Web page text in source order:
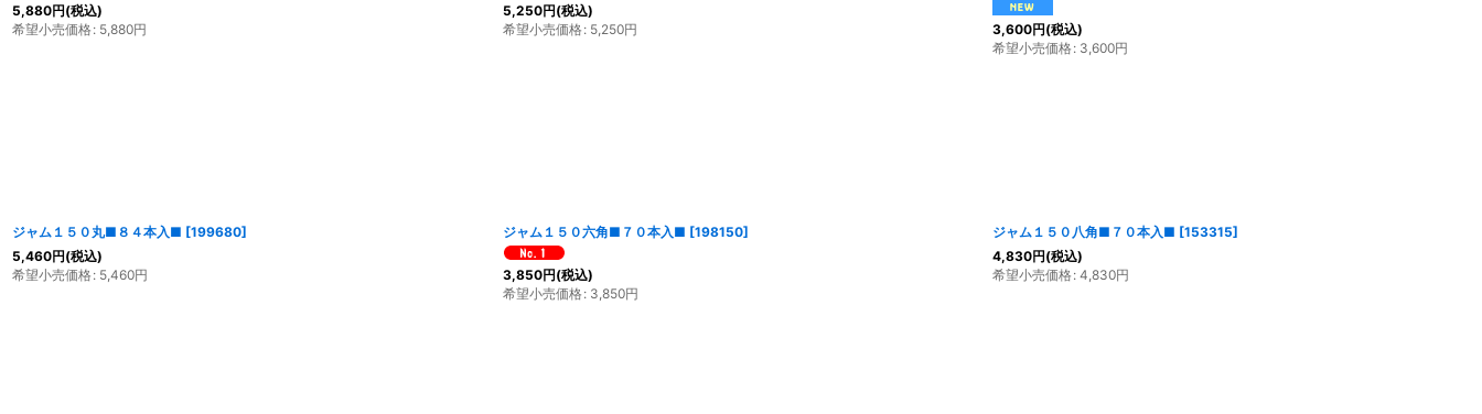
5,880円(税込)
希望小売価格: 5,880円
5,250円(税込)
希望小売価格: 5,250円 3,600円(税込)
希望小売価格: 3,600円
ジャム１５０丸■８４本入■ [199680]
5,460円(税込)
希望小売価格: 5,460円
ジャム１５０六角■７０本入■ [198150]
3,850円(税込)
希望小売価格: 3,850円
ジャム１５０八角■７０本入■ [153315]
4,830円(税込)
希望小売価格: 4,830円